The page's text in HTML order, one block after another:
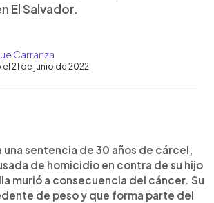
El Salvador.
Carranza
21 de junio de 2022
artículo
una sentencia de 30 años de cárcel,
de homicidio en contra de su hijo
murió a consecuencia del cáncer. Su
de peso y que forma parte del